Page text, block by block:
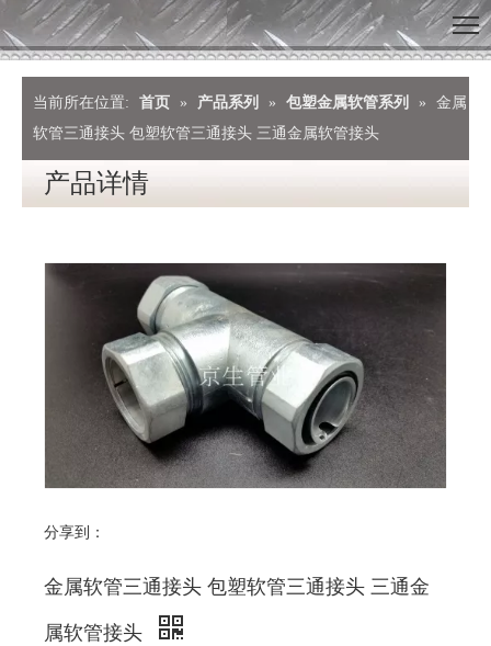
当前所在位置: 首页 » 产品系列 » 包塑金属软管系列 »
金属
软管三通接头 包塑软管三通接头 三通金属软管接头
产品详情
分享到：
金属软管三通接头 包塑软管三通接头 三通金
属软管接头